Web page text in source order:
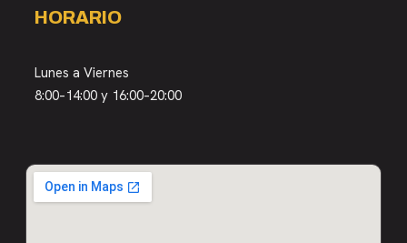
HORARIO
Lunes a Viernes
8:00–14:00 y 16:00–20:00